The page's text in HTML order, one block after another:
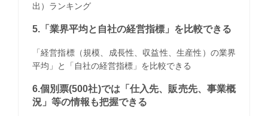
出）ランキング
5.「業界平均と自社の経営指標」を比較できる
「経営指標（規模、成長性、収益性、生産性）の業界
平均」と「自社の経営指標」を比較できる
6.個別票(500社)では「仕入先、販売先、事業概
況」等の情報も把握できる